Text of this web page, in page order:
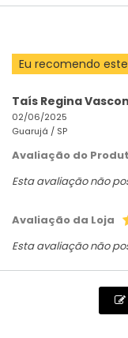
Eu recomendo
Taís Regina
02/06/2025
Guarujá / SP
Avaliação do
Esta avaliação não
Avaliação da Loja
Esta avaliação não